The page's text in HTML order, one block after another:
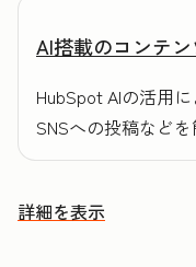
AI搭載のコンテ
HubSpot AIの活用
SNSへの投稿など
詳細を表示
その他の機能を確認する